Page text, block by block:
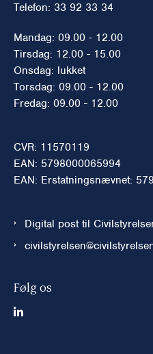
Telefon: 33 92 33 34
Mandag: 09.00 - 12.00
Tirsdag: 12.00 - 15.00
Onsdag: lukket
Torsdag: 09.00 - 12.00
Fredag: 09.00 - 12.00
CVR: 11570119
EAN: 5798000065994
EAN: Erstatningsnævnet:
Digital post til
Følg os